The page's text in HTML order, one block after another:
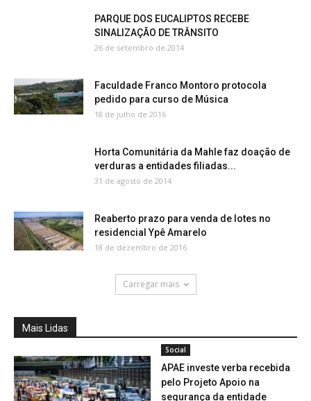
PARQUE DOS EUCALIPTOS RECEBE
SINALIZAÇÃO DE TRÂNSITO
26 de setembro de 2014
Faculdade Franco Montoro protocola
pedido para curso de Música
18 de julho de 2016
Horta Comunitária da Mahle faz doação de
verduras a entidades filiadas...
31 de agosto de 2014
Reaberto prazo para venda de lotes no
residencial Ypê Amarelo
18 de dezembro de 2016
Carregar mais
Mais Lidas
Social
APAE investe verba recebida
pelo Projeto Apoio na
segurança da entidade